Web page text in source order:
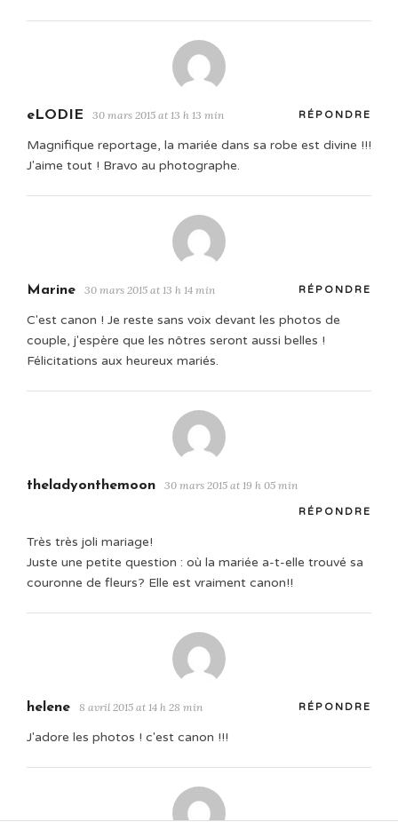
eLODIE 30 mars 2015 at 13 h 13 min RÉPONDRE
Magnifique reportage, la mariée dans sa robe est divine !!!
J'aime tout ! Bravo au photographe.
Marine 30 mars 2015 at 13 h 14 min RÉPONDRE
C'est canon ! Je reste sans voix devant les photos de
couple, j'espère que les nôtres seront aussi belles !
Félicitations aux heureux mariés.
theladyonthemoon 30 mars 2015 at 19 h 05 min
RÉPONDRE
Très très joli mariage!
Juste une petite question : où la mariée a-t-elle trouvé sa
couronne de fleurs? Elle est vraiment canon!!
helene 8 avril 2015 at 14 h 28 min RÉPONDRE
J'adore les photos ! c'est canon !!!